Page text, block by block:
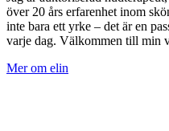
över 20 års erfarenhet inom
inte bara ett yrke – det är en
varje dag. Välkommen till min
Mer om elin